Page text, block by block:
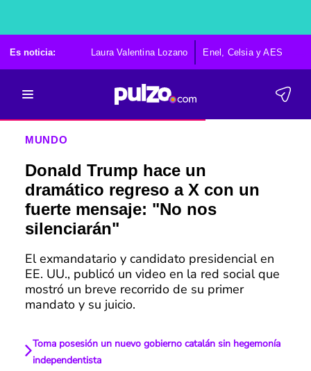
Es noticia: Laura Valentina Lozano Enel, Celsia y AES
MUNDO
Donald Trump hace un
dramático regreso a X con un
fuerte mensaje: "No nos
silenciarán"
El exmandatario y candidato presidencial en
EE. UU., publicó un video en la red social que
mostró un breve recorrido de su primer
mandato y su juicio.
Toma posesión un nuevo gobierno catalán sin hegemonía
independentista